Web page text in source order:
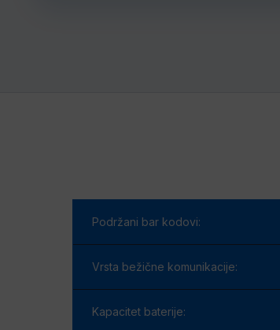
Podržani bar kodovi:
Vrsta bežične komunikacije:
Kapacitet baterije: